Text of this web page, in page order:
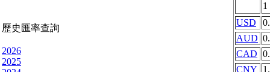
歷史匯率查詢
2026
2025
1
USD
AUD
CAD
CNY